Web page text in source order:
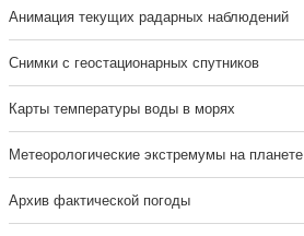
Анимация текущих радарных наблюдений
Cнимки с геостационарных спутников
Карты температуры воды в морях
Метеорологические экстремумы на планете
Архив фактической погоды